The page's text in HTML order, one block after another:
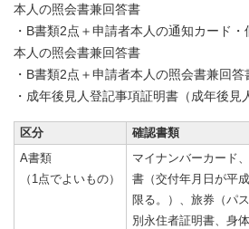
本人の照会書兼回答書
・B書類2点＋申請者本人の通知カード
本人の照会書兼回答書
・B書類2点＋申請者本人の照会書兼回答
・成年後見人登記事項証明書（成年後見
区分
確認書類
A書類
（1点でよいもの）
マイナンバーカード
書（交付年月日が平
限る。）、旅券（パ
別永住者証明書、身